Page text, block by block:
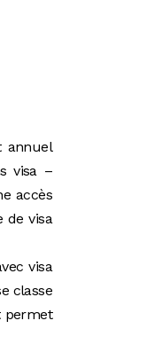
annuel
visa –
accès
de visa
visa
classe
permet